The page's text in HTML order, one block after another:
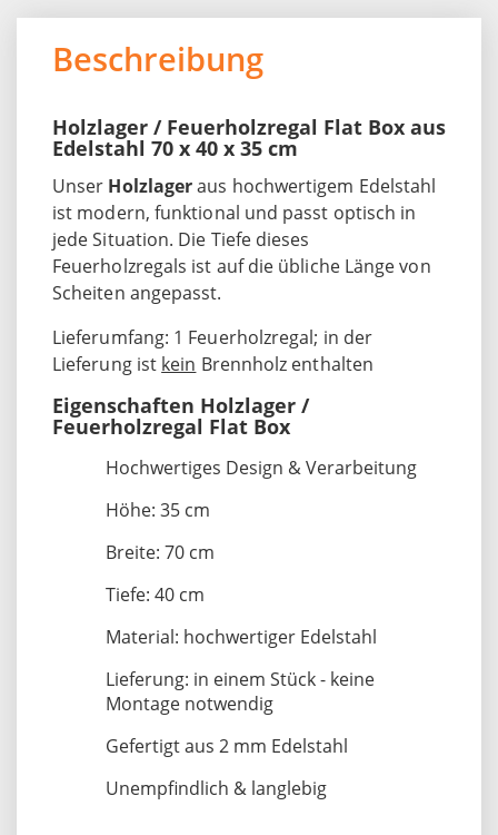
Beschreibung
Holzlager / Feuerholzregal Flat Box aus
Edelstahl 70 x 40 x 35 cm
Unser Holzlageraus hochwertigem Edelstahl
ist modern, funktional und passt optisch in
jede Situation. Die Tiefe dieses
Feuerholzregals ist auf die übliche Länge von
Scheiten angepasst.
Lieferumfang: 1 Feuerholzregal; in der
Lieferung ist kein Brennholz enthalten
Eigenschaften Holzlager /
Feuerholzregal Flat Box
Hochwertiges Design & Verarbeitung
Höhe: 35 cm
Breite: 70 cm
Tiefe: 40 cm
Material: hochwertiger Edelstahl
Lieferung: in einem Stück - keine
Montage notwendig
Gefertigt aus 2 mm Edelstahl
Unempfindlich & langlebig